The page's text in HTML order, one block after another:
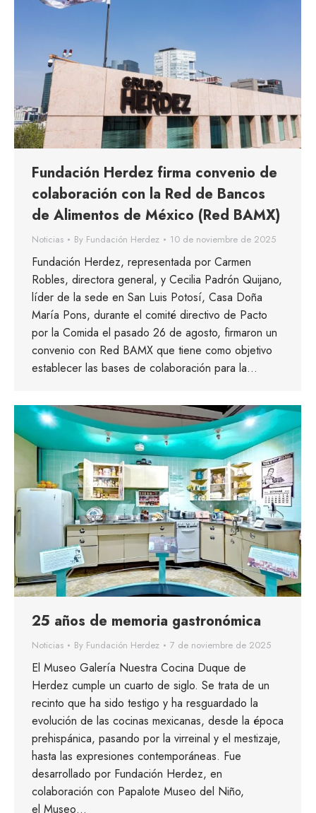
Fundación Herdez firma convenio de
colaboración con la Red de Bancos
de Alimentos de México (Red BAMX)
Noticias By Fundación Herdez 10 de noviembre de 2025
Fundación Herdez, representada por Carmen
Robles, directora general, y Cecilia Padrón Quijano,
líder de la sede en San Luis Potosí, Casa Doña
María Pons, durante el comité directivo de Pacto
por la Comida el pasado 26 de agosto, firmaron un
convenio con Red BAMX que tiene como objetivo
establecer las bases de colaboración para la…
25 años de memoria gastronómica
Noticias By Fundación Herdez 7 de noviembre de 2025
El Museo Galería Nuestra Cocina Duque de
Herdez cumple un cuarto de siglo. Se trata de un
recinto que ha sido testigo y ha resguardado la
evolución de las cocinas mexicanas, desde la época
prehispánica, pasando por la virreinal y el mestizaje,
hasta las expresiones contemporáneas. Fue
desarrollado por Fundación Herdez, en
colaboración con Papalote Museo del Niño,
el Museo…